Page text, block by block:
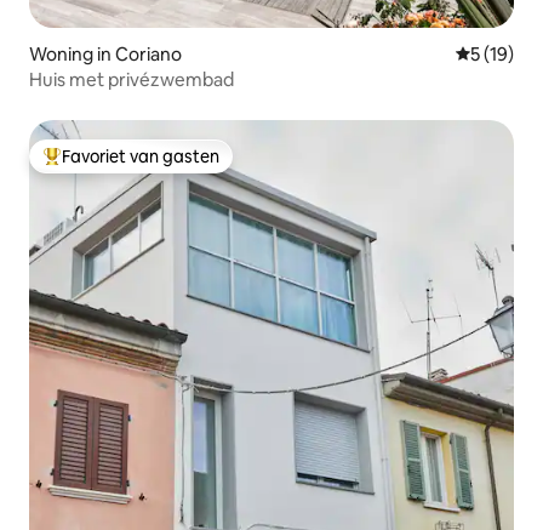
Woning in Coriano
5 (19)
Huis met privézwembad
Topfavoriet van gasten
Favoriet van gasten